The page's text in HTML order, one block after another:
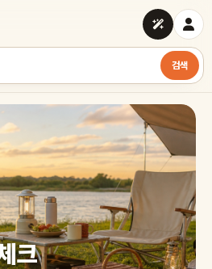
검색
찾아보세요
크